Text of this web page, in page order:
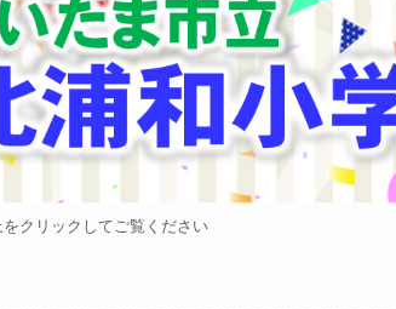
クリックしてご覧ください